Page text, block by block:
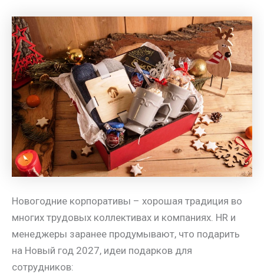
Новогодние корпоративы – хорошая традиция во
многих трудовых коллективах и компаниях. HR и
менеджеры заранее продумывают, что подарить
на Новый год 2027, идеи подарков для
сотрудников: